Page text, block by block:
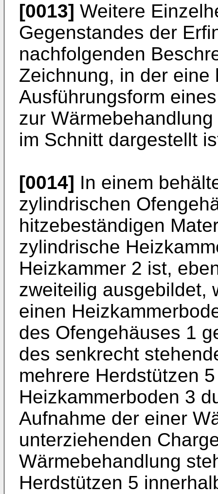
[0013] Weitere
Gegenstandes der
nachfolgenden
Zeichnung, in der eine
Ausführungsform
zur
im Schnitt dargestellt
[0014] In einem
zylindrischen
hitzebeständigen
zylindrische
Heizkammer 2 ist,
zweiteilig ausgebildet,
einen
des Ofengehäuses 1
des senkrecht
mehrere Herdstützen
Heizkammerboden 3
Aufnahme der einer
unterziehenden
Wärmebehandlung
Herd­stützen 5